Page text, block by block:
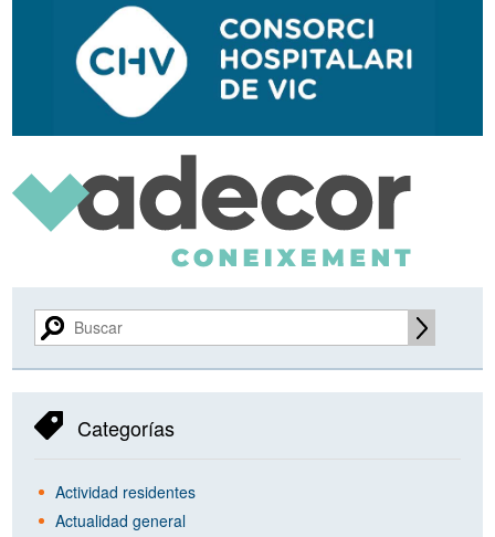
Categorías
Actividad residentes
Actualidad general